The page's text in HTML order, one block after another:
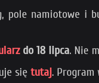
pole namiotowe i
do 18 lipca. Nie
się tutaj. Program